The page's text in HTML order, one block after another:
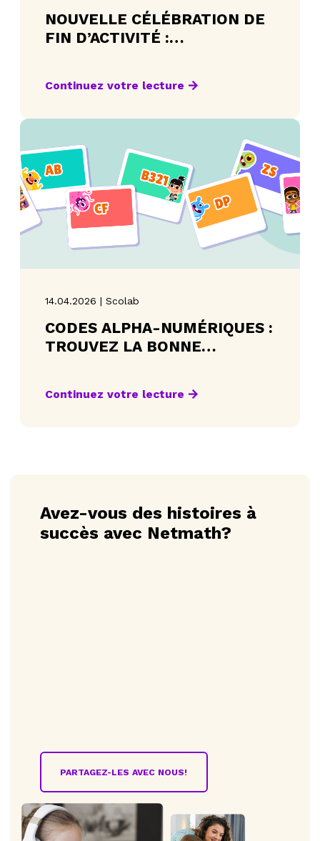
NOUVELLE CÉLÉBRATION DE
FIN D’ACTIVITÉ :
Continuez votre lecture
14.04.2026 | Scolab
CODES ALPHA-NUMÉRIQUES :
TROUVEZ LA BONNE
Continuez votre lecture
Avez-vous des histoires à
succès avec Netmath?
PARTAGEZ-LES AVEC NOUS!